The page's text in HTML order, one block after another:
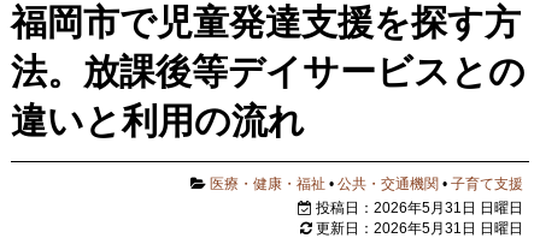
福岡市で児童発達支援を探す方
法。放課後等デイサービスとの
違いと利用の流れ
医療・健康・福祉 •公共・交通機関 •子育て支援
投稿日：2026年5月31日 日曜日
更新日：2026年5月31日 日曜日